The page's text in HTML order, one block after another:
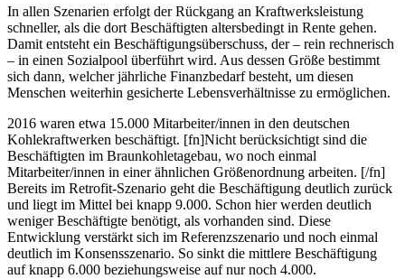
In allen Szenarien erfolgt der Rückgang an Kraftwerksleistung
schneller, als die dort Beschäftigten altersbedingt in Rente gehen.
Damit entsteht ein Beschäftigungsüberschuss, der – rein rechnerisch
– in einen Sozialpool überführt wird. Aus dessen Größe bestimmt
sich dann, welcher jährliche Finanzbedarf besteht, um diesen
Menschen weiterhin gesicherte Lebensverhältnisse zu ermöglichen.
2016 waren etwa 15.000 Mitarbeiter/innen in den deutschen
Kohlekraftwerken beschäftigt. [fn]Nicht berücksichtigt sind die
Beschäftigten im Braunkohletagebau, wo noch einmal
Mitarbeiter/innen in einer ähnlichen Größenordnung arbeiten. [/fn]
Bereits im Retrofit-Szenario geht die Beschäftigung deutlich zurück
und liegt im Mittel bei knapp 9.000. Schon hier werden deutlich
weniger Beschäftigte benötigt, als vorhanden sind. Diese
Entwicklung verstärkt sich im Referenzszenario und noch einmal
deutlich im Konsensszenario. So sinkt die mittlere Beschäftigung
auf knapp 6.000 beziehungsweise auf nur noch 4.000.